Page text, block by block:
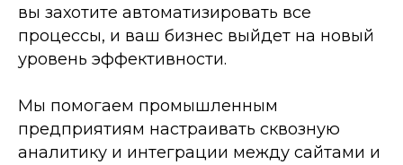
вы захотите автоматизировать все
процессы, и ваш бизнес выйдет на новый
уровень эффективности.
Мы помогаем промышленным
предприятиям настраивать сквозную
аналитику и интеграции между сайтами и